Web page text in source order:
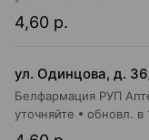
4,60 р.
ул. Одинцова, д.
Белфармация РУП
уточняйте обновл. в